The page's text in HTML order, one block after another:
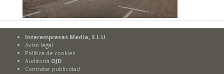
Interempresas Media, S.L.U.
Aviso legal
Política de cookies
Auditoría OJD
Contratar publicidad